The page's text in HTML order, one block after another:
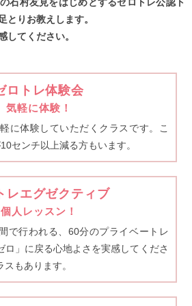
とりお教えします。
してください。
ロトレ体験会
気軽に体験！
に体験していただくクラスです。こ
センチ以上減る方もいます。
レエグゼクティブ
個人レッスン！
で行われる、60分のプライベートレ
ロ」に戻る心地よさを実感してくださ
もあります。